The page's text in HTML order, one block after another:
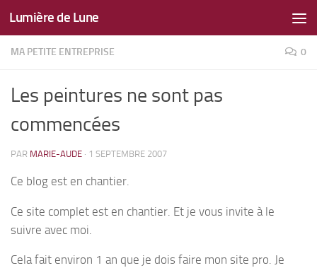
Skip to content
Lumière de Lune
MA PETITE ENTREPRISE 0
Les peintures ne sont pas
commencées
PAR MARIE-AUDE · 1 SEPTEMBRE 2007
Ce blog est en chantier.
Ce site complet est en chantier. Et je vous invite à le
suivre avec moi.
Cela fait environ 1 an que je dois faire mon site pro. Je